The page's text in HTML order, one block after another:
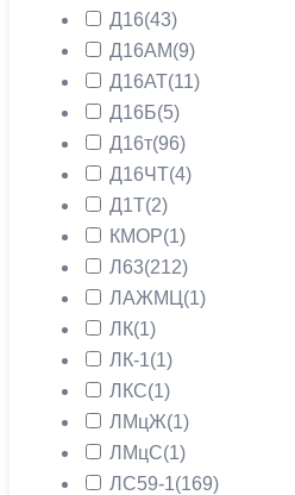
Д16(43)
Д16АМ(9)
Д16АТ(11)
Д16Б(5)
Д16т(96)
Д16ЧТ(4)
Д1Т(2)
КМОР(1)
Л63(212)
ЛАЖМЦ (1)
ЛК(1)
ЛК-1(1)
ЛКС(1)
ЛМцЖ(1)
ЛМцС(1)
ЛС59-1(169)